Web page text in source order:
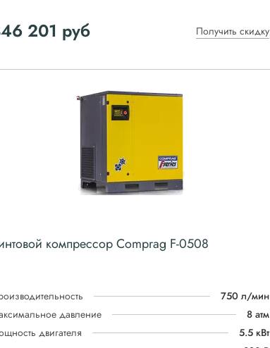
201 руб Получить скидку
компрессор Comprag F-0508
750 л/мин
давление
8 атм
двигателя
5.5 кВт